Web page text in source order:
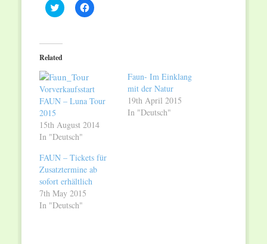
Click
to
(Opens
in
new
Click
to
Related
Vorverkaufsstart
FAUN – Luna Tour
2015
15th August 2014
In "Deutsch"
Faun- Im Einklang
mit der Natur
19th April 2015
In "Deutsch"
FAUN – Tickets für
Zusatztermine ab
sofort erhältlich
7th May 2015
In "Deutsch"